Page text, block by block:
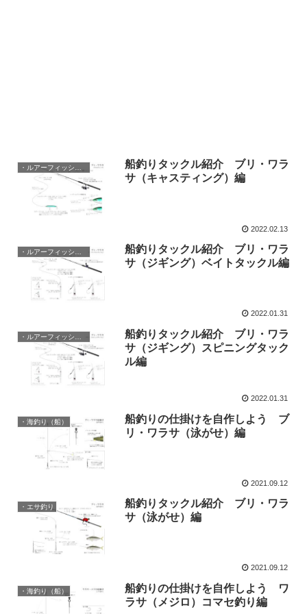
船釣りタックル紹介 ブリ・ワラ
サ（キャスティング）編
2022.02.13
・ルアーフィッシング
船釣りタックル紹介 ブリ・ワラ
サ（ジギング）ベイトタックル編
2022.01.31
船釣りタックル紹介 ブリ・ワラ
サ（ジギング）スピニングタック
ル編
2022.01.31
・海釣り（船）
船釣りの仕掛けを自作しよう ブ
リ・ワラサ（泳がせ）編
2021.09.12
・エサ釣り
船釣りタックル紹介 ブリ・ワラ
サ（泳がせ）編
2021.09.12
・海釣り（船）
船釣りの仕掛けを自作しよう ワ
ラサ（メジロ）コマセ釣り編